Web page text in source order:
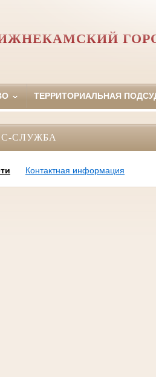
ТЕРРИТОРИАЛЬНАЯ
СЛУЖБА
Контактная информация